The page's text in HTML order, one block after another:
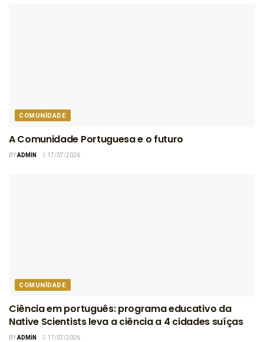
COMUNIDADE
A Comunidade Portuguesa e o futuro
BYADMIN 17/07/2026
COMUNIDADE
Ciência em português: programa educativo da
Native Scientists leva a ciência a 4 cidades suíças
BYADMIN 17/07/2026